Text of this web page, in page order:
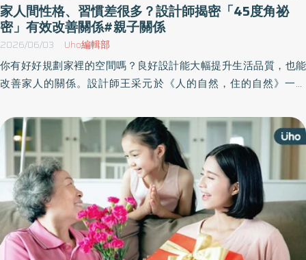
家人間性格、習慣差很多？設計師揭密「45度角祕
密」有效改善關係#親子關係
2026/06/03 Uho編輯部
你有好好規劃家裡的空間嗎？良好設計能大幅提升生活品質，也能
改善家人的關係。設計師王采元於《人的自然，住的自然》一書
間的關係與相處方式。書中強調，好的設計會從每位家庭成員的個
性、生活習慣與需求出發，打造讓人能自在生活的空間，進而改善
家庭互動與關係。以下為原書摘文：